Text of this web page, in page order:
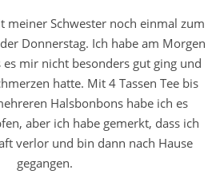
meiner Schwester noch einmal zum
Donnerstag. Ich habe am Morgen
es mir nicht besonders gut ging und
hatte. Mit 4 Tassen Tee bis
Halsbonbons habe ich es
aber ich habe gemerkt, dass ich
verlor und bin dann nach Hause
gegangen.